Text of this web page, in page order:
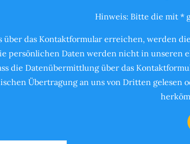
Hinweis: Bitte die mit *
über das Kontaktformular erreichen, werden
persönlichen Daten werden nicht in unseren
die Datenübermittlung über das
Übertragung an uns von Dritten